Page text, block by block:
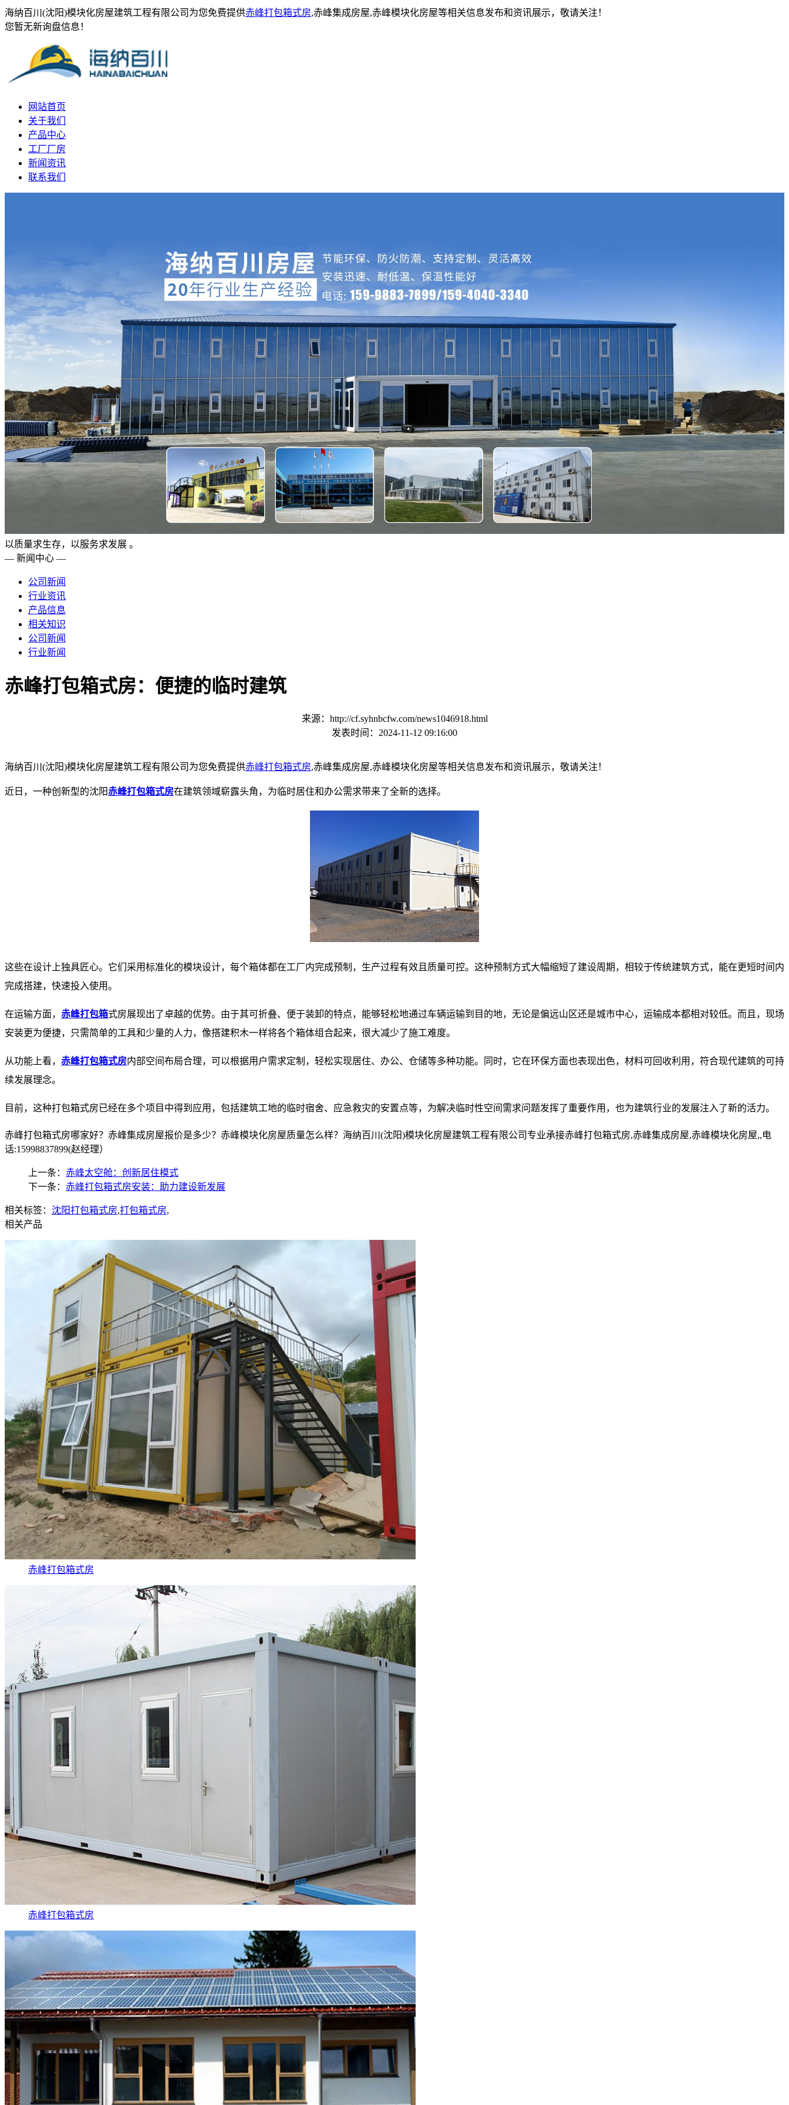
海纳百川(沈阳)模块化房屋建筑工程有限公司为您免费提供赤峰打包箱式房,赤峰集成房屋,赤峰模块化房屋等相关信息发布和资讯展示，敬请关注！
您暂无新询盘信息！
网站首页
关于我们
产品中心
工厂厂房
新闻资讯
联系我们
以质量求生存，以服务求发展 。
— 新闻中心 —
公司新闻
行业资讯
产品信息
相关知识
公司新闻
行业新闻
赤峰打包箱式房：便捷的临时建筑
来源：http://cf.syhnbcfw.com/news1046918.html
发表时间：2024-11-12 09:16:00
海纳百川(沈阳)模块化房屋建筑工程有限公司为您免费提供赤峰打包箱式房,赤峰集成房屋,赤峰模块化房屋等相关信息发布和资讯展示，敬请关注！
近日，一种创新型的沈阳赤峰打包箱式房在建筑领域崭露头角，为临时居住和办公需求带来了全新的选择。
这些在设计上独具匠心。它们采用标准化的模块设计，每个箱体都在工厂内完成预制，生产过程有效且质量可控。这种预制方式大幅缩短了建设周期，相较于传统建筑方式，能在更短时间内
完成搭建，快速投入使用。
在运输方面， 赤峰打包箱式房展现出了卓越的优势。由于其可折叠、便于装卸的特点，能够轻松地通过车辆运输到目的地，无论是偏远山区还是城市中心，运输成本都相对较低。而且，现场
安装更为便捷，只需简单的工具和少量的人力，像搭建积木一样将各个箱体组合起来，很大减少了施工难度。
从功能上看， 赤峰打包箱式房内部空间布局合理，可以根据用户需求定制，轻松实现居住、办公、仓储等多种功能。同时，它在环保方面也表现出色，材料可回收利用，符合现代建筑的可持
续发展理念。
目前，这种打包箱式房已经在多个项目中得到应用，包括建筑工地的临时宿舍、应急救灾的安置点等，为解决临时性空间需求问题发挥了重要作用，也为建筑行业的发展注入了新的活力。
赤峰打包箱式房哪家好？赤峰集成房屋报价是多少？赤峰模块化房屋质量怎么样？海纳百川(沈阳)模块化房屋建筑工程有限公司专业承接赤峰打包箱式房,赤峰集成房屋,赤峰模块化房屋,,电
话:15998837899(赵经理）
上一条： 赤峰太空舱：创新居住模式
下一条： 赤峰打包箱式房安装：助力建设新发展
相关标签： 沈阳打包箱式房,打包箱式房,
相关产品
赤峰打包箱式房
赤峰打包箱式房